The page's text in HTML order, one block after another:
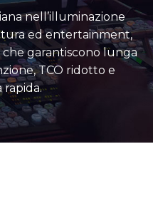
nell’illuminazione
ed entertainment,
garantiscono lunga
TCO ridotto e
rapida.